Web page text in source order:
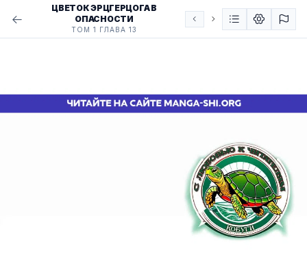
ЦВЕТОК ЭРЦГЕРЦОГА В
ОПАСНОСТИ
ТОМ 1 ГЛАВА 13